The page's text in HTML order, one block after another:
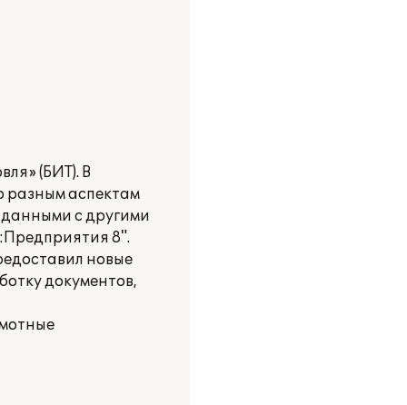
(БИТ). В
разным аспектам
с другими
8".
новые
документов,